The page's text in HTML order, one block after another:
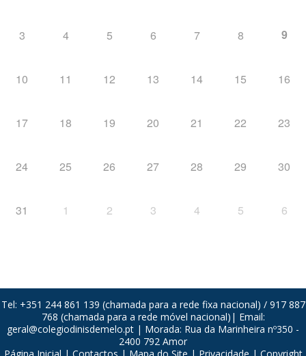
3 4 5 6 7 8 9
10 11 12 13 14 15 16
17 18 19 20 21 22 23
24 25 26 27 28 29 30
31 1 2 3 4 5 6
Tel: +351 244 861 139 (chamada para a rede fixa nacional) / 917 887
768 (chamada para a rede móvel nacional)| Email:
geral@colegiodinisdemelo.pt | Morada: Rua da Marinheira nº350 -
2400 792 Amor
Página Inicial | Contactos | Mapa do Site | Privacidade | Copyright